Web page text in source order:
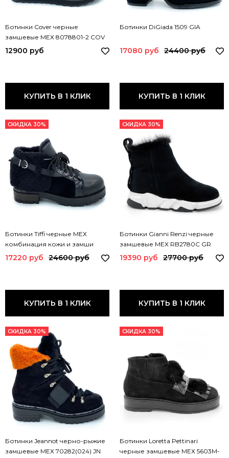
Ботинки Cover черные
замшевые МЕХ 8078801-2 COV
12900 руб
КУПИТЬ В 1 КЛИК
Ботинки DiGiada 1509 GIA
17080 руб 24400 руб
КУПИТЬ В 1 КЛИК
СКИДКА 30%
Ботинки Tiffi черные МЕХ
комбинация кожи и замши
FA27M TI
17220 руб 24600 руб
КУПИТЬ В 1 КЛИК
СКИДКА 30%
Ботинки Gianni Renzi черные
замшевые МЕХ RB2780C GR
19390 руб 27700 руб
КУПИТЬ В 1 КЛИК
СКИДКА 30%
Ботинки Jeannot черно-рыжие
замшевые МЕХ 70282(024) JN
СКИДКА 30%
Ботинки Loretta Pettinari
черные замшевые МЕХ 5603M-